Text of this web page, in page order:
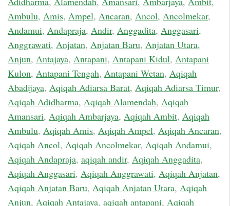
Ambulu, Amis, Ampel, Ancaran, Ancol, Ancolmekar,
Andamui, Andapraja, Andir, Anggadita, Anggasari,
Anggrawati, Anjatan, Anjatan Baru, Anjatan Utara,
Anjun, Antajaya, Antapani, Antapani Kidul, Antapani
Kulon, Antapani Tengah, Antapani Wetan, Aqiqah
Abadijaya, Aqiqah Adiarsa Barat, Aqiqah Adiarsa Timur,
Aqiqah Adidharma, Aqiqah Alamendah, Aqiqah
Amansari, Aqiqah Ambarjaya, Aqiqah Ambit, Aqiqah
Ambulu, Aqiqah Amis, Aqiqah Ampel, Aqiqah Ancaran,
Aqiqah Ancol, Aqiqah Ancolmekar, Aqiqah Andamui,
Aqiqah Andapraja, aqiqah andir, Aqiqah Anggadita,
Aqiqah Anggasari, Aqiqah Anggrawati, Aqiqah Anjatan,
Aqiqah Anjatan Baru, Aqiqah Anjatan Utara, Aqiqah
Anjun, Aqiqah Antajaya, aqiqah antapani, Aqiqah